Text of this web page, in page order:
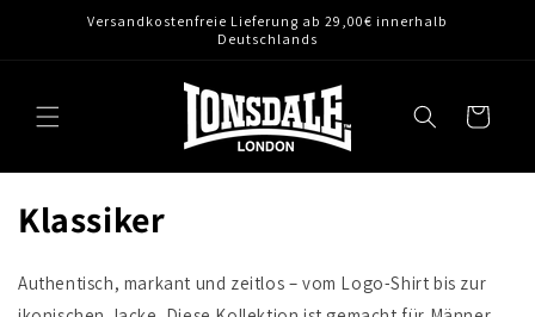
Versandkostenfreie Lieferung ab 29,00€ innerhalb
Deutschlands
Warenkorb
Klassiker
Authentisch, markant und zeitlos – vom Logo-Shirt bis zur